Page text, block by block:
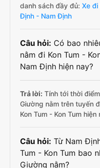
danh sách đầy đủ: Xe đi
Định - Nam Định
Câu hỏi: Có bao
nằm đi Kon Tum -
Nam Định hiện nay?
Trả lời: Tính tới thời
Giường nằm trên tuyến
Kon Tum - Kon Tum hiện
Câu hỏi: Từ Nam
Tum - Kon Tum bao
Giường nằm?